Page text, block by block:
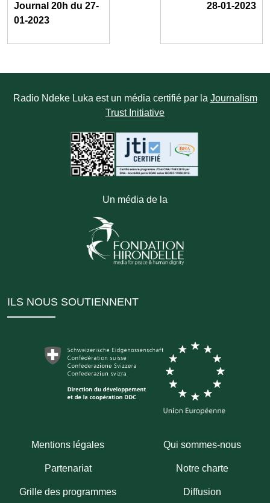
Journal 20h du 27-
01-2023
28-01-2023
Radio Ndeke Luka est un média certifié par la Journalism
Trust Initiative
Un média de la
ILS NOUS SOUTIENNENT
Mentions légales Qui sommes-nous
Partenariat Notre charte
Grille des programmes Diffusion